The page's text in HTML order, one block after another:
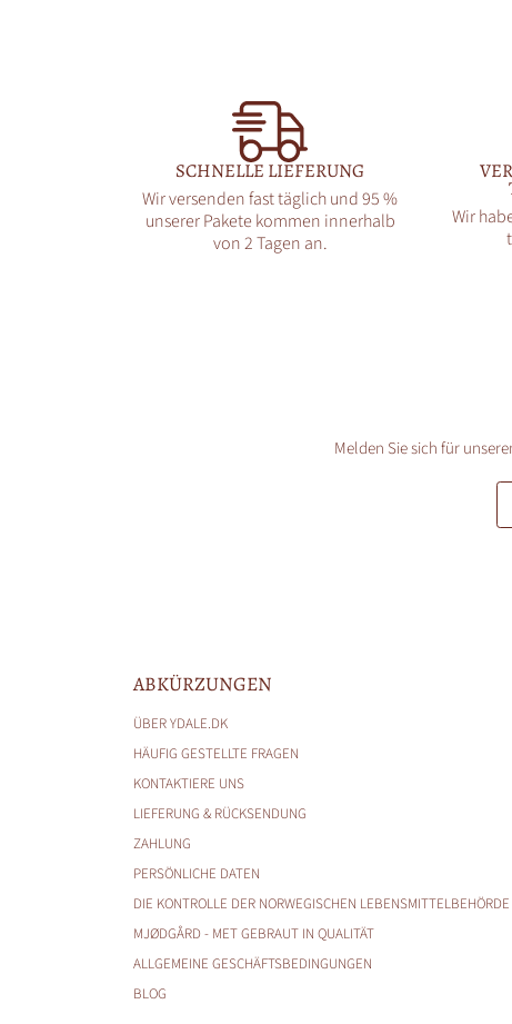
SCHNELLE LIEFERUNG
Wir versenden fast täglich und 95 %
unserer Pakete kommen innerhalb
von 2 Tagen an.
Wir
Melden Sie sich für
ABKÜRZUNGEN
ÜBER YDALE.DK
HÄUFIG GESTELLTE FRAGEN
KONTAKTIERE UNS
LIEFERUNG & RÜCKSENDUNG
ZAHLUNG
PERSÖNLICHE DATEN
DIE KONTROLLE DER NORWEGISCHEN LEBENSMITTELBEHÖRDE
MJØDGÅRD - MET GEBRAUT IN QUALITÄT
ALLGEMEINE GESCHÄFTSBEDINGUNGEN
BLOG